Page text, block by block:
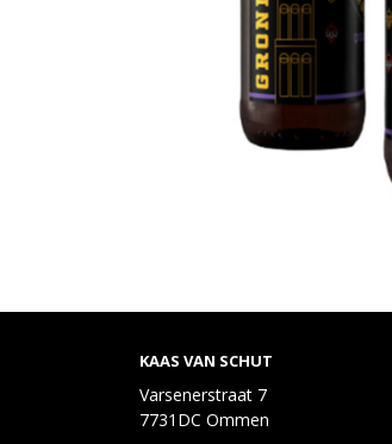
KAAS VAN SCHUT
Varsenerstraat 7
7731DC Ommen